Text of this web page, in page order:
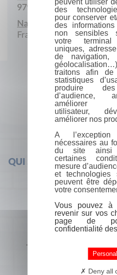
979-10-986908
Nationalité :
France
QUI SOMMES-NOUS ?
+33 (0) 1 44 41 29 19
des
pour conserver
des
non sensibles
votre terminal
uniques,
de navigation,
traitons afin de
statistiques
produire
d’audience,
améliorer
utilisateur,
améliorer nos
A
nécessaires au
du site ainsi
certaines
mesure
et technologies
peuvent être
votre
Vous pouvez à
revenir sur vos
page de
confidentialité
Deny all